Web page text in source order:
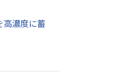
高濃度に蓄